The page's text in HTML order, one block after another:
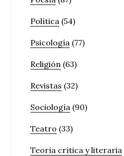
Política (54)
Psicología (77)
Religión (63)
Revistas (32)
Sociología (90)
Teatro (33)
Teoría crítica y literaria